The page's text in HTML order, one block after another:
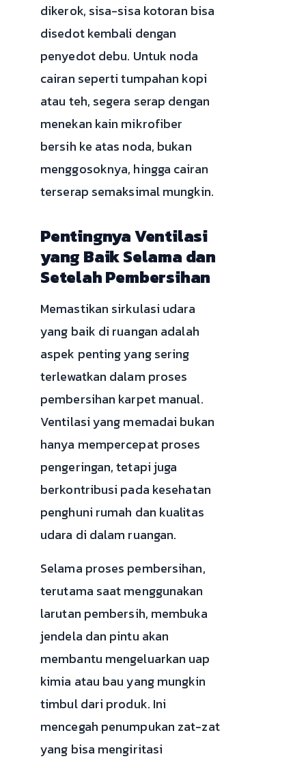
dikerok, sisa-sisa kotoran bisa
disedot kembali dengan
penyedot debu. Untuk noda
cairan seperti tumpahan kopi
atau teh, segera serap dengan
menekan kain mikrofiber
bersih ke atas noda, bukan
menggosoknya, hingga cairan
terserap semaksimal mungkin.
Pentingnya Ventilasi
yang Baik Selama dan
Setelah Pembersihan
Memastikan sirkulasi udara
yang baik di ruangan adalah
aspek penting yang sering
terlewatkan dalam proses
pembersihan karpet manual.
Ventilasi yang memadai bukan
hanya mempercepat proses
pengeringan, tetapi juga
berkontribusi pada kesehatan
penghuni rumah dan kualitas
udara di dalam ruangan.
Selama proses pembersihan,
terutama saat menggunakan
larutan pembersih, membuka
jendela dan pintu akan
membantu mengeluarkan uap
kimia atau bau yang mungkin
timbul dari produk. Ini
mencegah penumpukan zat-zat
yang bisa mengiritasi